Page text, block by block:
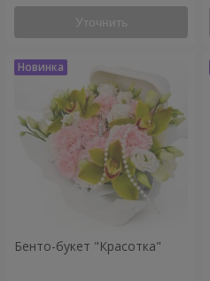
Уточнить
Бенто-букет "Красотка"